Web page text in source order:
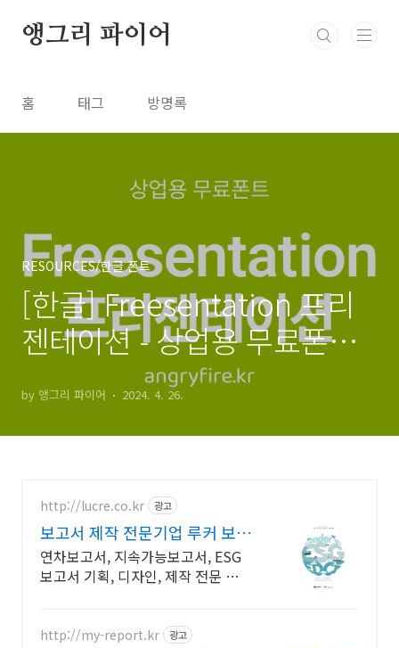
앵그리 파이어
홈 태그 방명록
RESOURCES/한글 폰트
[한글] Freesentation 프리
젠테이션 - 상업용 무료폰트,
바로 다운로드 ⬇︎
by 앵그리 파이어 2024. 4. 26.
http://lucre.co.kr 광고
보고서 제작 전문기업 루커 보고
서의 명가
연차보고서, 지속가능보고서, ESG
보고서 기획, 디자인, 제작 전문 여성
http://my-report.kr 광고